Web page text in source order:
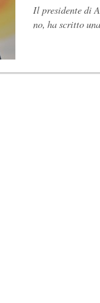
Il presidente di
no, ha scritto